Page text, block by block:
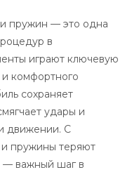
пружин — это одна
в
играют ключевую
комфортного
сохраняет
удары и
движении. С
пружины теряют
— важный шаг в